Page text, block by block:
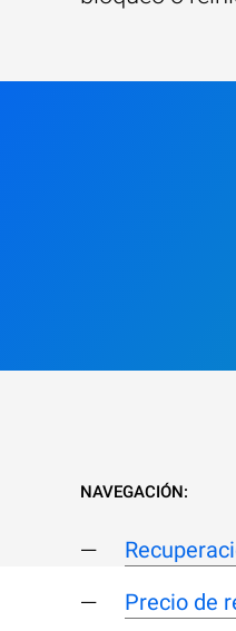
NAVEGACIÓN:
Precio de